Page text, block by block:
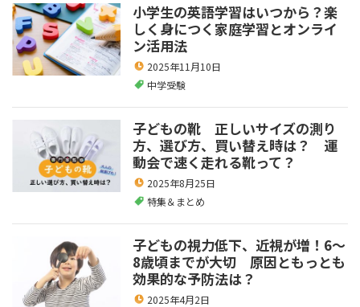
小学生の英語学習はいつから？楽
しく身につく家庭学習とオンライ
ン活用法
2025年11月10日
中学受験
子どもの靴 正しいサイズの測り
方、選び方、買い替え時は？ 運
動会で速く走れる靴って？
2025年8月25日
特集＆まとめ
子どもの視力低下、近視が増！6～
8歳頃までが大切 原因ともっとも
効果的な予防法は？
2025年4月2日